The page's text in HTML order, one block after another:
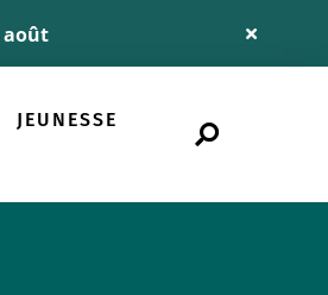
août
Fermer
Info
JEUNESSE